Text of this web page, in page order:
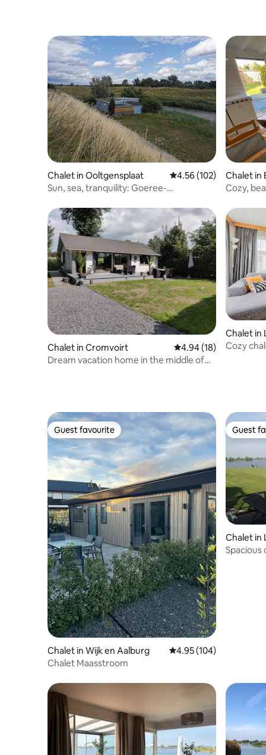
Chalet in Ooltgensplaat 4.56 out of 5 average
4.56 (102)
Sun, sea, tranquility: Goeree-
Chalet in
Cozy,
Chalet in Cromvoirt 4.94 out of 5 average
4.94 (18)
Dream vacation home in the middle of
Chalet in
Cozy
Guest favourite
Guest favourite
Chalet in Wijk en Aalburg 4.95 out of 5 average
4.95 (104)
Chalet Maasstroom
Guest
Guest
Chalet in
Spacious